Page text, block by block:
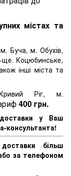
містах та
Буча, м. Обухів,
Коцюбинське,
інші міста та
Ріг, м.
400 грн.
у Ваш
консультанта!
більш
за телефоном